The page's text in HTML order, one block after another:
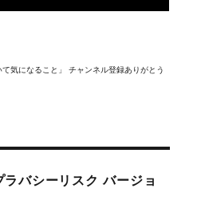
て気になること」 チャンネル登録ありがとう
バシーリスク バージョ